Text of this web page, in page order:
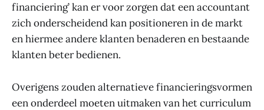
financiering’ kan er voor zorgen dat een accountant
zich onderscheidend kan positioneren in de markt
en hiermee andere klanten benaderen en bestaande
klanten beter bedienen.
Overigens zouden alternatieve financieringsvormen
een onderdeel moeten uitmaken van het curriculum